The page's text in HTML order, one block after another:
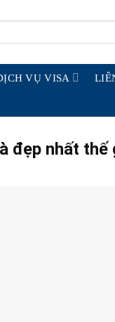
VỤ VISA
đẹp nhất thế